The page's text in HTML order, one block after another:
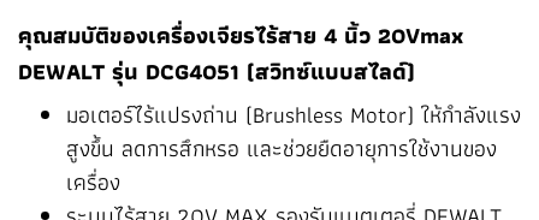
คุณสมบัติของเครื่องเจียรไร้สาย 4 นิ้ว 20Vmax
DEWALT รุ่น DCG4051 (สวิทซ์แบบสไลด์)
️มอเตอร์ไร้แปรงถ่าน (Brushless Motor) ให้กำลังแรง
สูงขึ้น ลดการสึกหรอ และช่วยยืดอายุการใช้งานของ
เครื่อง